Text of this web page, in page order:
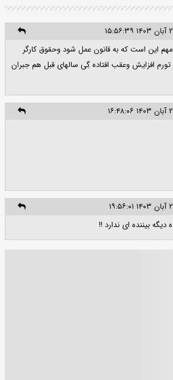
این است که به قانون عمل شود وحقوق کارگر
تورم افزایش وعقب افتاده گِی سالهای قبل هم جبران
دیگه بیننده ای ندارد !!